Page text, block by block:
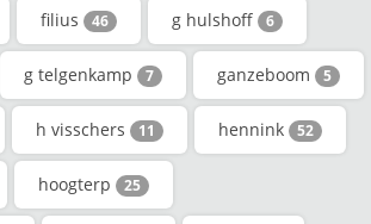
filius 46 g hulshoff 6
g telgenkamp 7 ganzeboom 5
h visschers 11 hennink 52
hoogterp 25